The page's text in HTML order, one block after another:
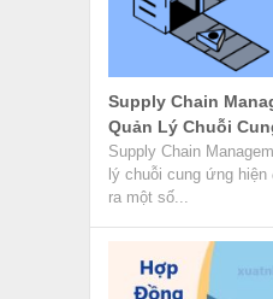
Supply Chain
Quản Lý Chuỗi
Supply Chain
lý chuỗi cung ứng
ra một số...